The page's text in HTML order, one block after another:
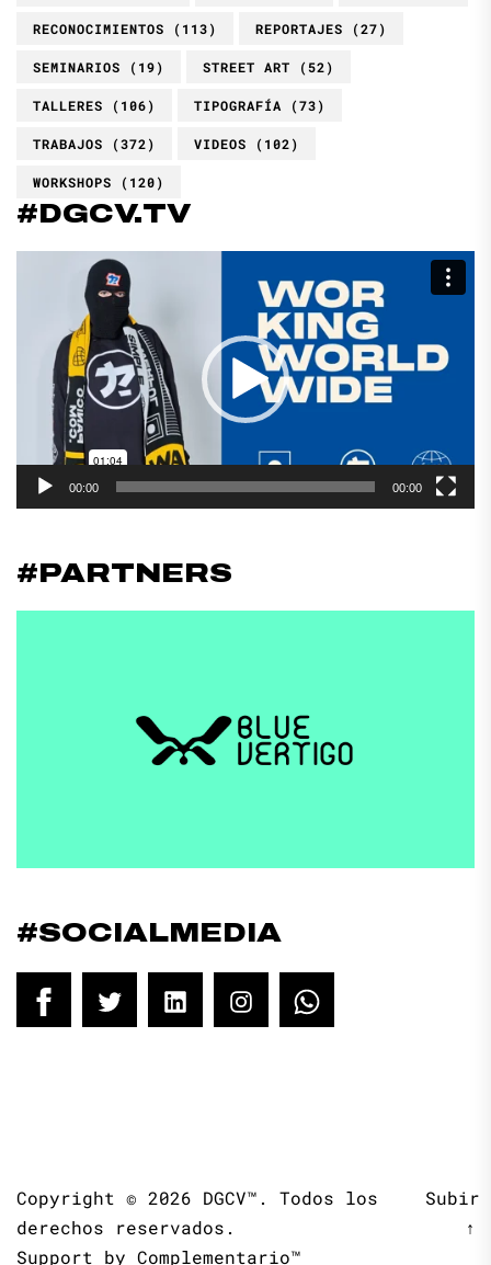
RECONOCIMIENTOS (113) REPORTAJES (27)
SEMINARIOS (19) STREET ART (52)
TALLERES (106) TIPOGRAFÍA (73)
TRABAJOS (372) VIDEOS (102)
WORKSHOPS (120)
#DGCV.TV
Reproductor
00:00 00:00
#PARTNERS
#SOCIALMEDIA
FacebookTwitter LinkedInInstagram
Copyright © 2026 DGCV™. Todos los
derechos reservados.
Support by Complementario™
Subir
↑